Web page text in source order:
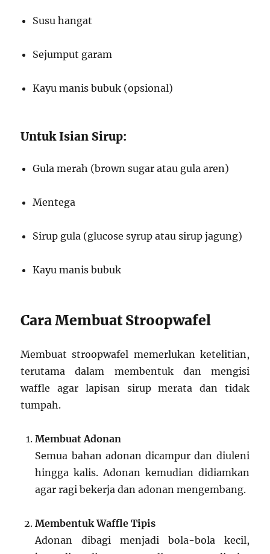
Susu hangat
Sejumput garam
Kayu manis bubuk (opsional)
Untuk Isian Sirup:
Gula merah (brown sugar atau gula aren)
Mentega
Sirup gula (glucose syrup atau sirup jagung)
Kayu manis bubuk
Cara Membuat Stroopwafel
Membuat stroopwafel memerlukan ketelitian,
terutama dalam membentuk dan mengisi
waffle agar lapisan sirup merata dan tidak
tumpah.
Membuat Adonan
Semua bahan adonan dicampur dan diuleni
hingga kalis. Adonan kemudian didiamkan
agar ragi bekerja dan adonan mengembang.
Membentuk Waffle Tipis
Adonan dibagi menjadi bola-bola kecil,